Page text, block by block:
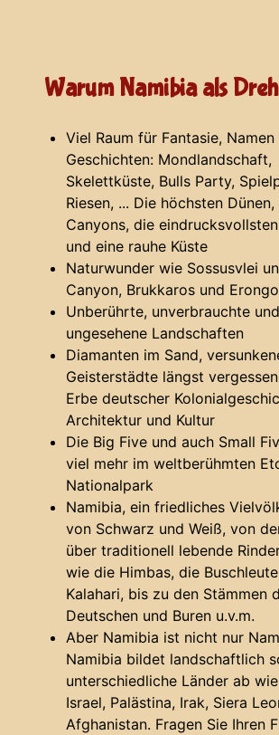
Warum Namibia als
Viel Raum für Fantasie,
Geschichten: Mondlandschaft,
Skelettküste, Bulls Party,
Riesen, ... Die höchsten
Canyons, die
und eine rauhe Küste
Naturwunder wie Sossusvlei
Canyon, Brukkaros und
Unberührte, unverbrauchte und
ungesehene Landschaften
Diamanten im Sand,
Geisterstädte längst
Erbe deutscher
Architektur und Kultur
Die Big Five und auch Small
viel mehr im weltberühmten
Nationalpark
Namibia, ein friedliches
von Schwarz und Weiß, von
über traditionell lebende
wie die Himbas, die
Kalahari, bis zu den Stämmen
Deutschen und Buren u.v.m.
Aber Namibia ist nicht nur
Namibia bildet landschaftlich
unterschiedliche Länder ab
Israel, Palästina, Irak, Siera
Afghanistan. Fragen Sie Ihren